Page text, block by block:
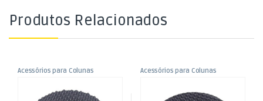
Produtos Relacionados
Acessórios para Colunas
Som e Luz
38x20mm
Acessórios para Colunas
Som e Luz